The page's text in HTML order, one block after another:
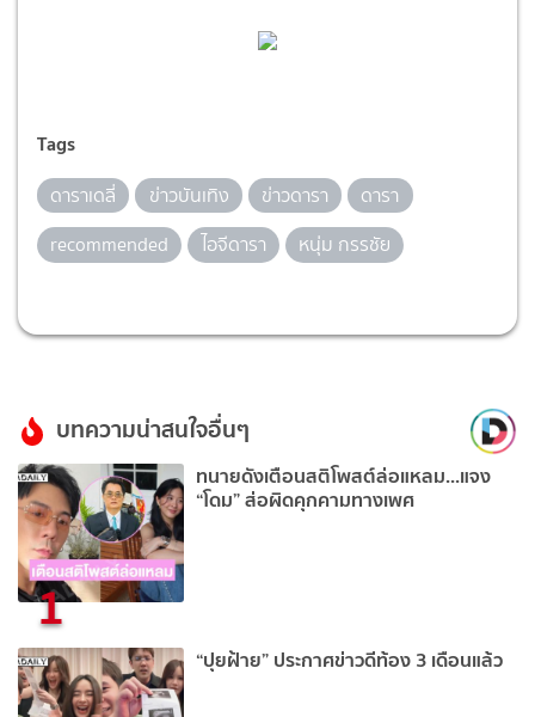
Tags
ดาราเดลี่ ข่าวบันเทิง ข่าวดารา
ดารา
recommended
ไอจีดารา หนุ่ม กรรชัย
บทความน่าสนใจอื่นๆ
1
ทนายดังเตือนสติโพสต์ล่อแหลม...แจง
“โดม” ส่อผิดคุกคามทางเพศ
“ปุยฝ้าย” ประกาศข่าวดีท้อง 3 เดือนแล้ว